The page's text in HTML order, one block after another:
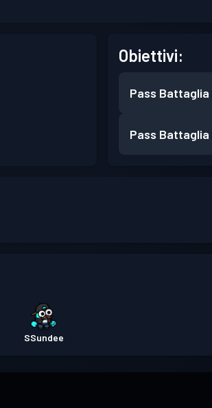
Obiettivi:
Pass Battaglia
Pass Battaglia
SSundee